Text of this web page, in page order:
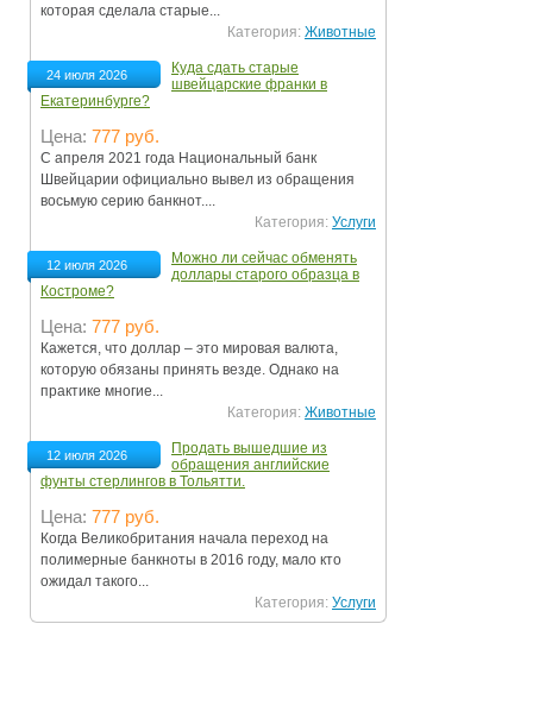
которая сделала старые...
Категория: Животные
24 июля 2026
Куда сдать старые
швейцарские франки в
Екатеринбурге?
Цена: 777 руб.
С апреля 2021 года Национальный банк
Швейцарии официально вывел из обращения
восьмую серию банкнот....
Категория: Услуги
12 июля 2026
Можно ли сейчас обменять
доллары старого образца в
Костроме?
Цена: 777 руб.
Кажется, что доллар – это мировая валюта,
которую обязаны принять везде. Однако на
практике многие...
Категория: Животные
12 июля 2026
Продать вышедшие из
обращения английские
фунты стерлингов в Тольятти.
Цена: 777 руб.
Когда Великобритания начала переход на
полимерные банкноты в 2016 году, мало кто
ожидал такого...
Категория: Услуги